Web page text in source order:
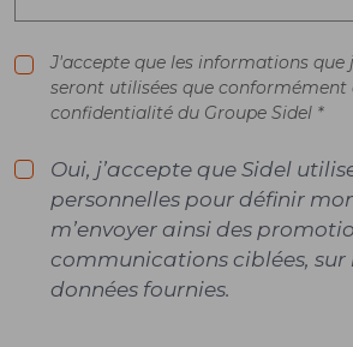
J'accepte que les informations que
seront utilisées que
confidentialité du Groupe Sidel *
Oui, j’accepte que Sidel
personnelles pour définir
m’envoyer ainsi des
communications ciblées, sur
données fournies.